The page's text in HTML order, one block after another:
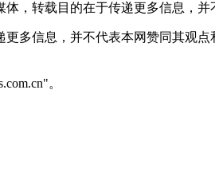
，转载目的在于传递更多信息，并
多信息，并不代表本网赞同其观
。